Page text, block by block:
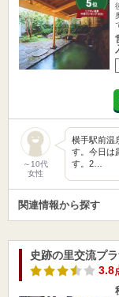
～10代
女性
横手駅前温
す。今日は
す。2…
関連情報から探す
史跡の里交流プ
3.8